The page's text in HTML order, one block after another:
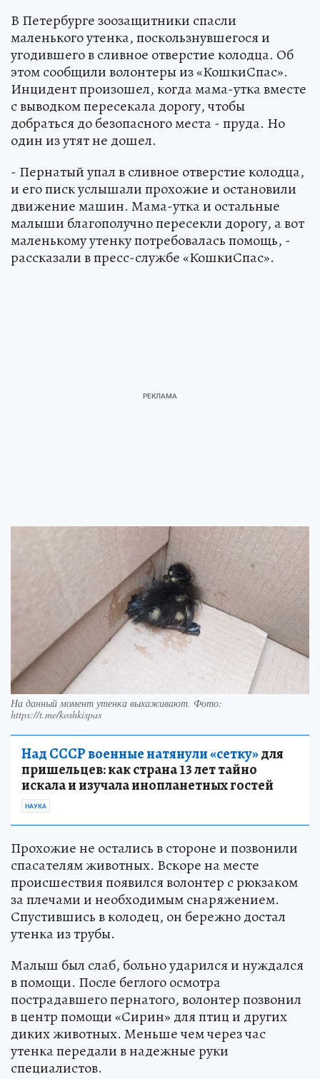
В Петербурге зоозащитники спасли
маленького утенка, поскользнувшегося и
угодившего в сливное отверстие колодца. Об
этом сообщили волонтеры из «КошкиСпас».
Инцидент произошел, когда мама-утка вместе
с выводком пересекала дорогу, чтобы
добраться до безопасного места - пруда. Но
один из утят не дошел.
- Пернатый упал в сливное отверстие колодца,
и его писк услышали прохожие и остановили
движение машин. Мама-утка и остальные
малыши благополучно пересекли дорогу, а вот
маленькому утенку потребовалась помощь, -
рассказали в пресс-службе «КошкиСпас».
На данный момент утенка выхаживают. Фото:
https://t.me/koshkispas
Над СССР военные натянули «сетку»для
пришельцев: как страна 13 лет тайно
искала и изучала инопланетных гостей
НАУКА
Прохожие не остались в стороне и позвонили
спасателям животных. Вскоре на месте
происшествия появился волонтер с рюкзаком
за плечами и необходимым снаряжением.
Спустившись в колодец, он бережно достал
утенка из трубы.
Малыш был слаб, больно ударился и нуждался
в помощи. После беглого осмотра
пострадавшего пернатого, волонтер позвонил
в центр помощи «Сирин» для птиц и других
диких животных. Меньше чем через час
утенка передали в надежные руки
специалистов.